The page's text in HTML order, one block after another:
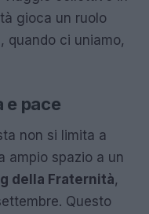
gioca un ruolo
quando ci uniamo,
e pace
non si limita a
ampio spazio a un
della Fraternità,
Questo